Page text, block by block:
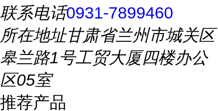
联系电话0931-7899460
所在地址甘肃省兰州市城关区
皋兰路1号工贸大厦四楼办公
区05室
推荐产品